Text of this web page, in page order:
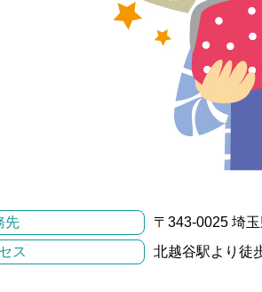
先
〒343-0025 埼
ス
北越谷駅より徒